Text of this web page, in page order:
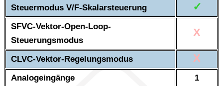
Steuermodus V/F-Skalarsteuerung ✓
SFVC-Vektor-Open-Loop-
Steuerungsmodus
X
CLVC-Vektor-Regelungsmodus X
Analogeingänge
1